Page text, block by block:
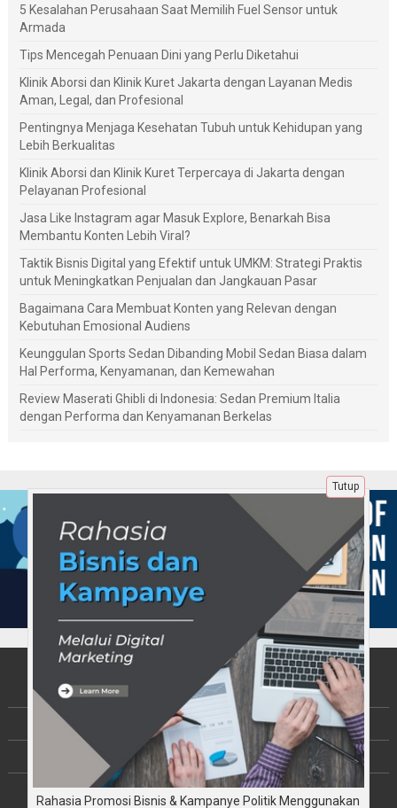
5 Kesalahan Perusahaan Saat Memilih Fuel Sensor untuk
Armada
Tips Mencegah Penuaan Dini yang Perlu Diketahui
Klinik Aborsi dan Klinik Kuret Jakarta dengan Layanan Medis
Aman, Legal, dan Profesional
Pentingnya Menjaga Kesehatan Tubuh untuk Kehidupan yang
Lebih Berkualitas
Klinik Aborsi dan Klinik Kuret Terpercaya di Jakarta dengan
Pelayanan Profesional
Jasa Like Instagram agar Masuk Explore, Benarkah Bisa
Membantu Konten Lebih Viral?
Taktik Bisnis Digital yang Efektif untuk UMKM: Strategi Praktis
untuk Meningkatkan Penjualan dan Jangkauan Pasar
Bagaimana Cara Membuat Konten yang Relevan dengan
Kebutuhan Emosional Audiens
Keunggulan Sports Sedan Dibanding Mobil Sedan Biasa dalam
Hal Performa, Kenyamanan, dan Kemewahan
Review Maserati Ghibli di Indonesia: Sedan Premium Italia
dengan Performa dan Kenyamanan Berkelas
Tentang Kami
Berita
Disclaimer
Copyright © JalinKebersamaan.com 2026
Tutup
Rahasia Promosi Bisnis & Kampanye Politik Menggunakan